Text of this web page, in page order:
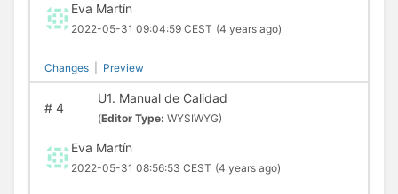
Eva Martín
2022-05-31 09:04:59 CEST (4 years ago)
Changes Preview
#4
U1. Manual de Calidad
(Editor Type: WYSIWYG)
Eva Martín
2022-05-31 08:56:53 CEST (4 years ago)